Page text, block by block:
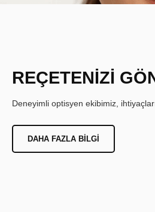
REÇETENİZİ
Deneyimli optisyen ekibimiz,
DAHA FAZLA BILGI